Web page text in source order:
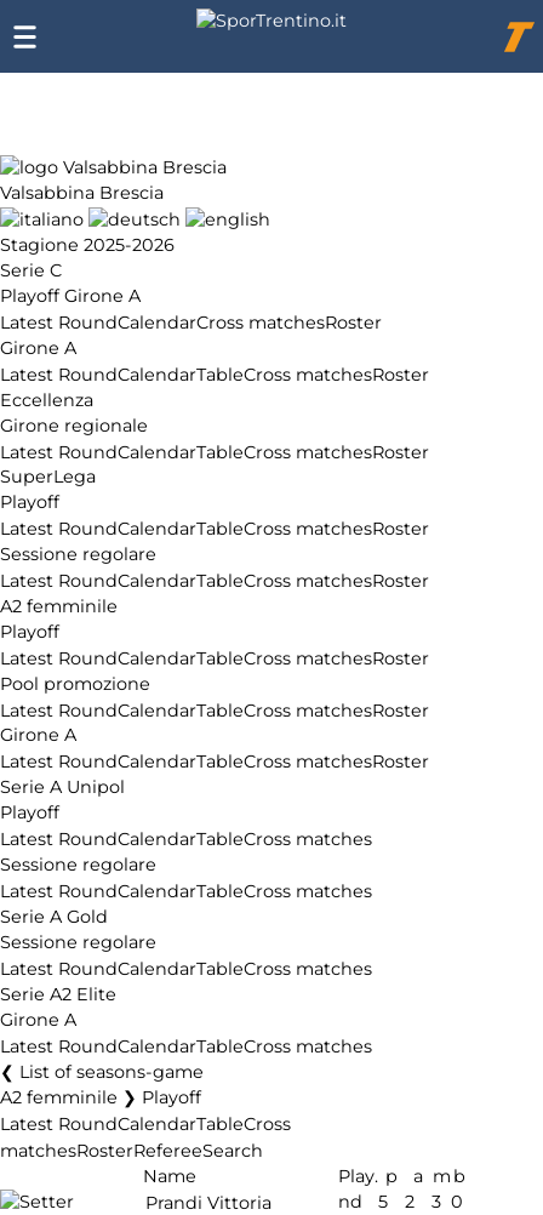
Valsabbina Brescia
Stagione 2025-2026
Serie C
Playoff Girone A
Latest RoundCalendarCross matchesRoster
Girone A
Latest RoundCalendarTableCross matchesRoster
Eccellenza
Girone regionale
Latest RoundCalendarTableCross matchesRoster
SuperLega
Playoff
Latest RoundCalendarTableCross matchesRoster
Sessione regolare
Latest RoundCalendarTableCross matchesRoster
A2 femminile
Playoff
Latest RoundCalendarTableCross matchesRoster
Pool promozione
Latest RoundCalendarTableCross matchesRoster
Girone A
Latest RoundCalendarTableCross matchesRoster
Serie A Unipol
Playoff
Latest RoundCalendarTableCross matches
Sessione regolare
Latest RoundCalendarTableCross matches
Serie A Gold
Sessione regolare
Latest RoundCalendarTableCross matches
Serie A2 Elite
Girone A
Latest RoundCalendarTableCross matches
List of seasons-game
A2 femminile ❯ Playoff
Latest RoundCalendarTableCross
matchesRosterRefereeSearch
Name
Play. p a m b
Prandi Vittoria
nd 5 2 3 0
Chi
siamo
Affiliazione